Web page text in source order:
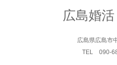
広島婚
広島県広島市
TEL 090-